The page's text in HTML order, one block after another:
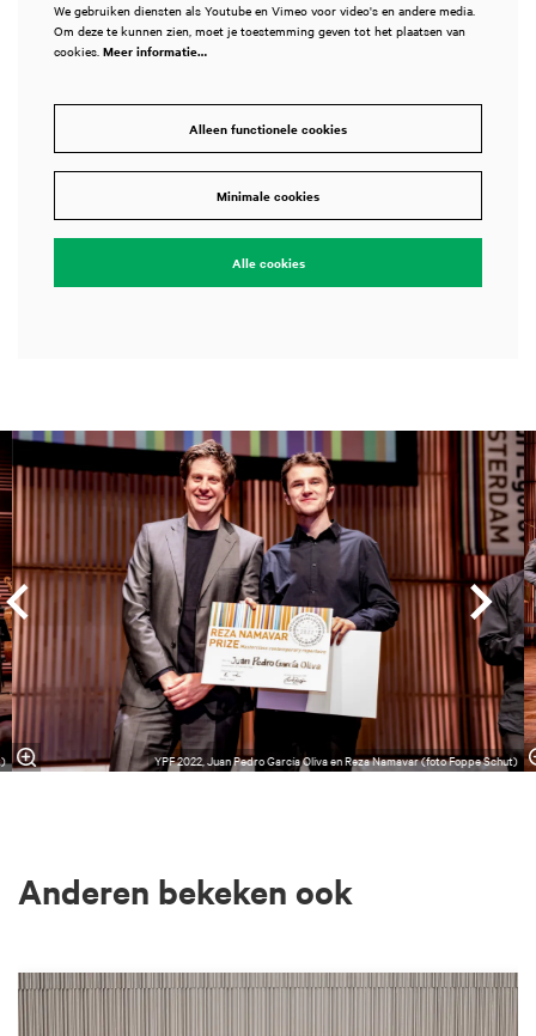
We gebruiken diensten als Youtube en Vimeo voor video's en andere media.
Om deze te kunnen zien, moet je toestemming geven tot het plaatsen van
cookies. Meer informatie…
Alleen functionele cookies
Minimale cookies
Alle cookies
Overslaan
YPF 2022, Juan Pedro García Oliva en Reza Namavar (foto Foppe Schut)
Anderen bekeken ook